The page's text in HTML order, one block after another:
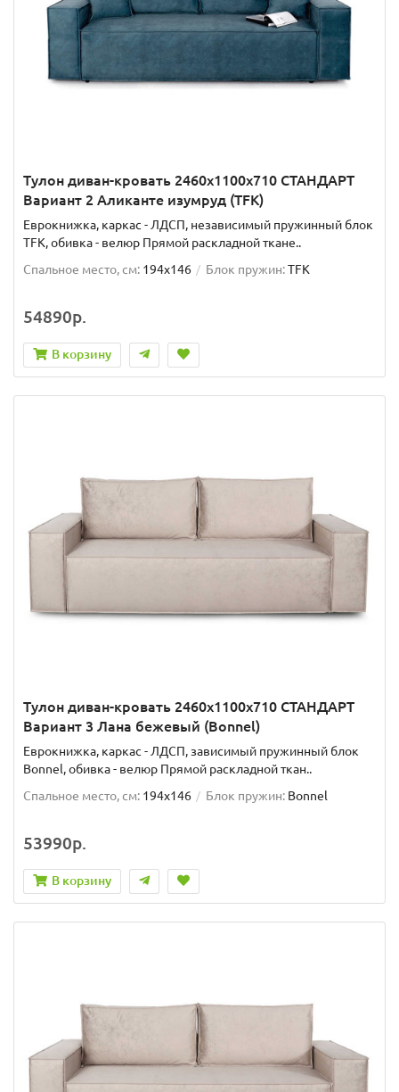
Тулон диван-кровать 2460х1100х710 СТАНДАРТ
Вариант 2 Аликанте изумруд (TFK)
Еврокнижка, каркас - ЛДСП, независимый пружинный блок
TFK, обивка - велюр Прямой раскладной ткане..
Спальное место, см: 194x146 Блок пружин:TFK
54890р.
В корзину
Тулон диван-кровать 2460х1100х710 СТАНДАРТ
Вариант 3 Лана бежевый (Bonnel)
Еврокнижка, каркас - ЛДСП, зависимый пружинный блок
Bonnel, обивка - велюр Прямой раскладной ткан..
Спальное место, см: 194x146 Блок пружин: Bonnel
53990р.
В корзину